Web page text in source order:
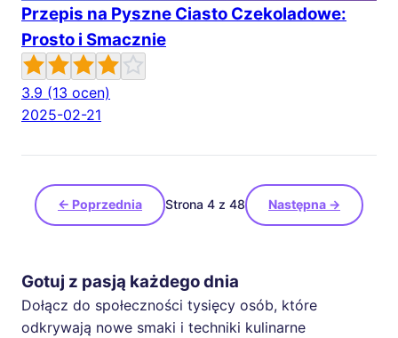
Przepis na Pyszne Ciasto Czekoladowe:
Prosto i Smacznie
3.9 (13 ocen)
2025-02-21
← Poprzednia Strona 4 z 48 Następna →
Gotuj z pasją każdego dnia
Dołącz do społeczności tysięcy osób, które
odkrywają nowe smaki i techniki kulinarne